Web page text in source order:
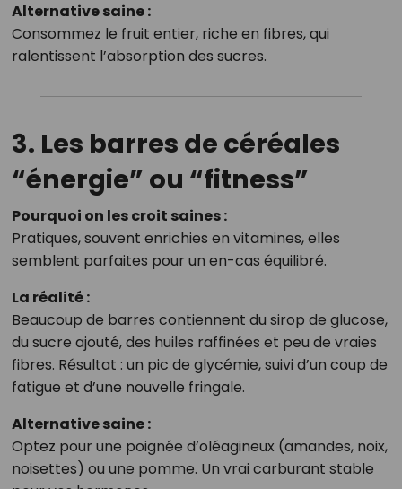
Alternative saine :
Consommez le fruit entier, riche en fibres, qui
ralentissent l’absorption des sucres.
3. Les barres de céréales
“énergie” ou “fitness”
Pourquoi on les croit saines :
Pratiques, souvent enrichies en vitamines, elles
semblent parfaites pour un en-cas équilibré.
La réalité :
Beaucoup de barres contiennent du sirop de glucose,
du sucre ajouté, des huiles raffinées et peu de vraies
fibres. Résultat : un pic de glycémie, suivi d’un coup de
fatigue et d’une nouvelle fringale.
Alternative saine :
Optez pour une poignée d’oléagineux (amandes, noix,
noisettes) ou une pomme. Un vrai carburant stable